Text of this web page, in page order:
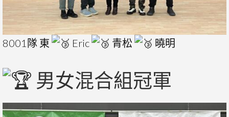
8001隊 東 Eric 青松 曉明
男女混合組冠軍